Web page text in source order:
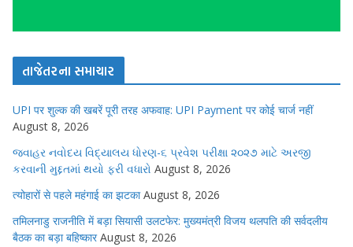
તાજેતરના સમાચાર
UPI पर शुल्क की खबरें पूरी तरह अफवाह: UPI Payment पर कोई चार्ज नहीं
August 8, 2026
જવાહર નવોદય વિદ્યાલય ધોરણ-૬ પ્રવેશ પરીક્ષા ૨૦૨૭ માટે અરજી
કરવાની મુદ્દતમાં થયો ફરી વધારો August 8, 2026
त्योहारों से पहले महंगाई का झटका August 8, 2026
तमिलनाडु राजनीति में बड़ा सियासी उलटफेर: मुख्यमंत्री विजय थलपति की सर्वदलीय
बैठक का बड़ा बहिष्कार August 8, 2026